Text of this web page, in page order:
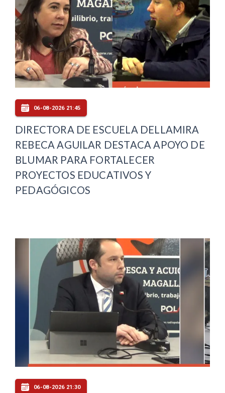
06-08-2026 21:45
DIRECTORA DE ESCUELA DELLAMIRA
REBECA AGUILAR DESTACA APOYO DE
BLUMAR PARA FORTALECER
PROYECTOS EDUCATIVOS Y
PEDAGÓGICOS
06-08-2026 21:30